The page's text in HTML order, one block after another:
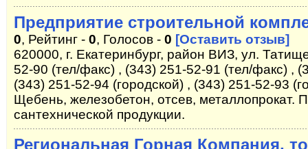
Предприятие строительной
0, Рейтинг - 0, Голосов - 0 [Оставить отзыв]
620000, г. Екатеринбург, район ВИЗ, ул.
52-90 (тел/факс) , (343) 251-52-91 (тел/факс) ,
(343) 251-52-94 (городской) , (343) 251-52-93
Щебень, железобетон, отсев, металлопрокат.
сантехнической продукции.
Региональная Горная Компания,